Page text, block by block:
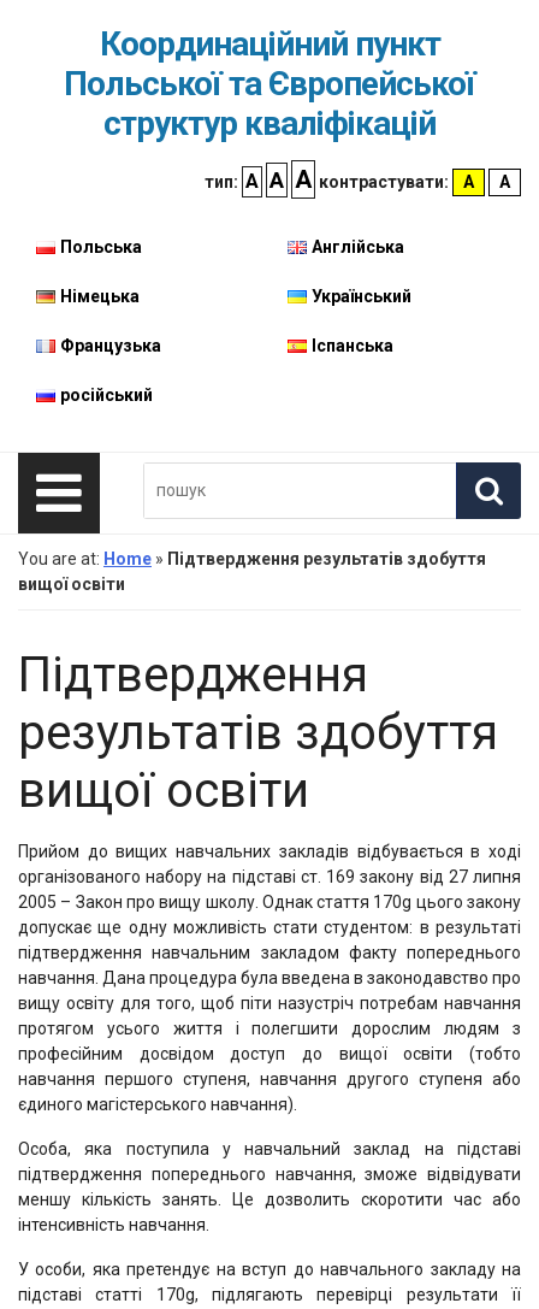
Координаційний пункт
Польської та Європейської
структур кваліфікацій
тип: A domyślna
czcionka
A większa
czcionka
A
czcionka
контрастувати: AWysoki
A
Польська Англійська
Німецька Український
Французька Іспанська
російський
Collapse
wymagane.
Wpisz
minimum
You are at: Home » Підтвердження результатів здобуття
вищої освіти
Підтвердження
результатів здобуття
вищої освіти
Прийом до вищих навчальних закладів відбувається в ході
організованого набору на підставі ст. 169 закону від 27 липня
2005 – Закон про вищу школу. Однак стаття 170g цього закону
допускає ще одну можливість стати студентом: в результаті
підтвердження навчальним закладом факту попереднього
навчання. Дана процедура була введена в законодавство про
вищу освіту для того, щоб піти назустріч потребам навчання
протягом усього життя і полегшити дорослим людям з
професійним досвідом доступ до вищої освіти (тобто
навчання першого ступеня, навчання другого ступеня або
єдиного магістерського навчання).
Особа, яка поступила у навчальний заклад на підставі
підтвердження попереднього навчання, зможе відвідувати
меншу кількість занять. Це дозволить скоротити час або
інтенсивність навчання.
У особи, яка претендує на вступ до навчального закладу на
підставі статті 170g, підлягають перевірці результати її